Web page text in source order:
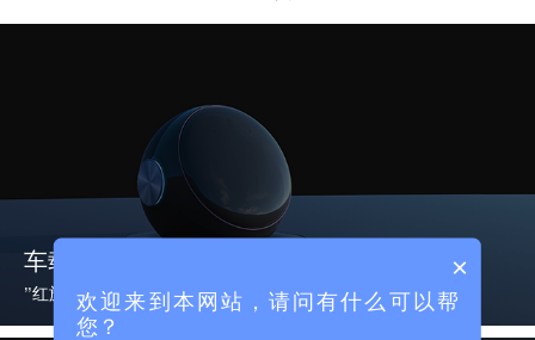
车载机器人
”红旗汽车“智能辅驾系统
×
欢迎来到本网站，请问有什么可以帮
您？